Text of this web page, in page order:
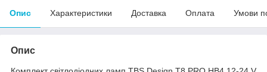
Опис Характеристики Доставка Оплата Умови
Опис